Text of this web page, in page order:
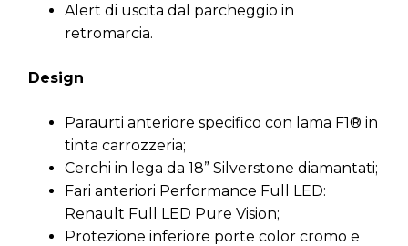
Alert di uscita dal parcheggio in
retromarcia.
Design
Paraurti anteriore specifico con lama F1® in
tinta carrozzeria;
Cerchi in lega da 18” Silverstone diamantati;
Fari anteriori Performance Full LED:
Renault Full LED Pure Vision;
Protezione inferiore porte color cromo e